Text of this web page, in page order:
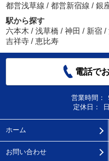
都営浅草線 / 都営新宿線 / 銀
駅から探す
六本木 / 浅草橋 / 神田 / 新宿 /
吉祥寺 / 恵比寿
電話で
営業時間：
定休日：
ホーム
お問い合わせ